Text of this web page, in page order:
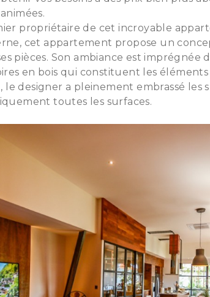
propriétaire de cet incroyable
cet appartement propose un
pièces. Son ambiance est imprégnée
en bois qui constituent les
designer a pleinement embrassé les
toutes les surfaces.